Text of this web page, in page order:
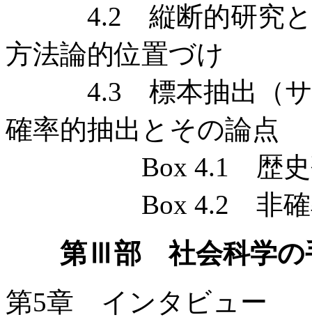
4.2 縦断的研究と
方法論的位置づけ
4.3 標本抽出（サ
確率的抽出とその論点
Box 4.1 歴史研究
Box 4.2 非確率
第Ⅲ部 社会科学の
第5章 インタビュー